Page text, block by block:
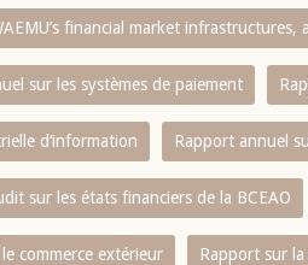
financial market
sur les systèmes de paiement
d‘information Rapport annuel
sur les états financiers de la BCEAO
commerce extérieur Rapport sur la